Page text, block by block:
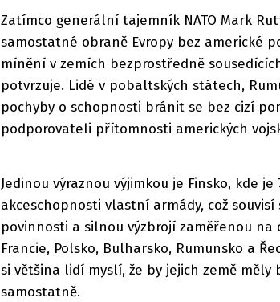
Zatímco generální tajemník NATO Mark
samostatné obraně Evropy bez americké
mínění v zemích bezprostředně
potvrzuje. Lidé v pobaltských státech,
pochyby o schopnosti bránit se bez cizí
podporovateli přítomnosti amerických
Jedinou výraznou výjimkou je Finsko, kde
akceschopnosti vlastní armády, což
povinnosti a silnou výzbrojí zaměřenou
Francie, Polsko, Bulharsko, Rumunsko a
si většina lidí myslí, že by jejich země
samostatně.